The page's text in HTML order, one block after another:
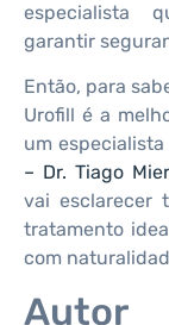
especialista
garantir
Então, para
Urofill é a
um
– Dr. Tiago
vai esclarecer
tratamento
com
Autor